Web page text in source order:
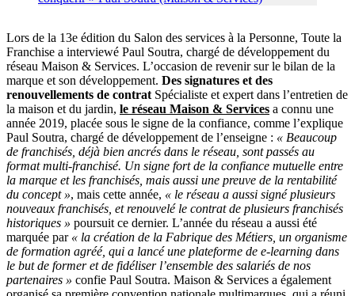
Lors de la 13e édition du Salon des services à la Personne, Toute la
Franchise a interviewé Paul Soutra, chargé de développement du
réseau Maison & Services. L’occasion de revenir sur le bilan de la
marque et son développement. Des signatures et des
renouvellements de contratSpécialiste et expert dans l’entretien de
la maison et du jardin, le réseau Maison & Services a connu une
année 2019, placée sous le signe de la confiance, comme l’explique
Paul Soutra, chargé de développement de l’enseigne : « Beaucoup
de franchisés, déjà bien ancrés dans le réseau, sont passés au
format multi-franchisé. Un signe fort de la confiance mutuelle entre
la marque et les franchisés, mais aussi une preuve de la rentabilité
du concept », mais cette année, « le réseau a aussi signé plusieurs
nouveaux franchisés, et renouvelé le contrat de plusieurs franchisés
historiques » poursuit ce dernier. L’année du réseau a aussi été
marquée par « la création de la Fabrique des Métiers, un organisme
de formation agréé, qui a lancé une plateforme de e-learning dans
le but de former et de fidéliser l’ensemble des salariés de nos
partenaires » confie Paul Soutra. Maison & Services a également